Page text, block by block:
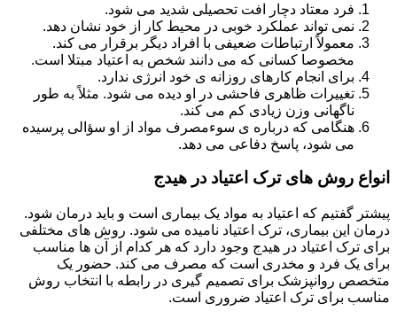
فرد معتاد دچار افت تحصیلی شدید می شود.
نمی تواند عملکرد خوبی در محیط کار از خود نشان دهد.
معمولاً ارتباطات ضعیفی با افراد دیگر برقرار می کند.
مخصوصا کسانی که می دانند شخص به اعتیاد مبتلا است.
برای انجام کارهای روزانه ی خود انرژی ندارد.
تغییرات ظاهری فاحشی در او دیده می شود. مثلاً به طور
ناگهانی وزن زیادی کم می کند.
هنگامی که درباره ی سوءمصرف مواد از او سؤالی پرسیده
می شود، پاسخ دفاعی می دهد.
انواع روش های ترک اعتیاد در هیدج
پیشتر گفتیم که اعتیاد به مواد یک بیماری است و باید درمان شود.
درمان این بیماری، ترک اعتیاد نامیده می شود. روش های مختلفی
برای ترک اعتیاد در هیدج وجود دارد که هر کدام از آن ها مناسب
برای یک فرد و مخدری است که مصرف می کند. حضور یک
متخصص روانپزشک برای تصمیم گیری در رابطه با انتخاب روش
مناسب برای ترک اعتیاد ضروری است.